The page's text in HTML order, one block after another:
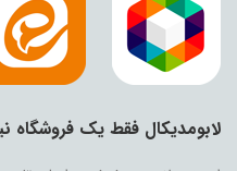
لابومدیکال فقط یک فروشگاه